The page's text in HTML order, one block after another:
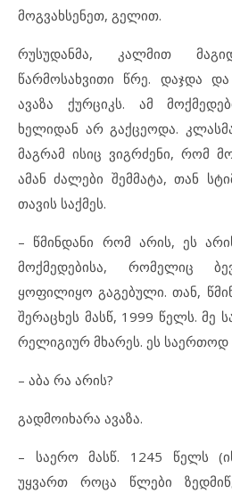
მოგვახსენეთ, გელით.
რუსუდანმა, კალმით
წარმოსახვითი წრე. დაჯდა
ავაზა ქურციკს. ამ
ხელიდან არ გაქცეოდა.
მაგრამ ისიც ვიგრძენი, რომ
ამან ძალები შემმატა, თან
თავის საქმეს.
– წმინდანი რომ არის, ეს
მოქმედებისა, რომელიც
ყოფილიყო გაგებული. თან,
შერაცხეს მასწ, 1999 წელს. მე
რელიგიურ მხარეს. ეს საერთოდ
– აბა რა არის?
გადმოიხარა ავაზა.
– საერო მასწ. 1245 წელს
უყვართ როცა წლები